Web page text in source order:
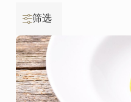
筛选